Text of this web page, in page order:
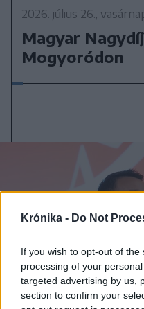
Krónika - Do Not
If you wish to opt-out of
processing of your
targeted advertising by us,
section to confirm your
2026. július 26.,
Magyar
Mogyoródon